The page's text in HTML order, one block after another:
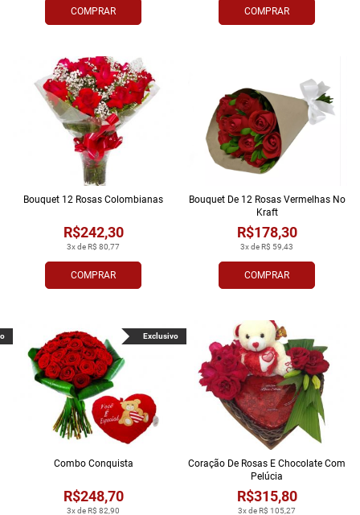
COMPRAR COMPRAR
COMPRAR
3x de R$ 80,77
R$242,30
Bouquet 12 Rosas Colombianas
COMPRAR
3x de R$ 59,43
R$178,30
Bouquet De 12 Rosas Vermelhas No
Kraft
3x de R$ 82,90
R$248,70
Combo Conquista
Exclusivo
3x de R$ 105,27
R$315,80
Coração De Rosas E Chocolate Com
Pelúcia